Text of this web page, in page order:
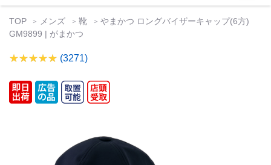
TOP メンズ 靴
やまかつ ロングバイザーキャップ(6方)
GM9899 | がまかつ
(3271)